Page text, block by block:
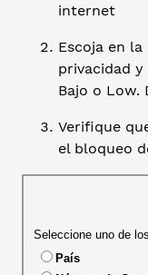
internet
Escoja en
privacidad y
Bajo o Low.
Verifique
el bloqueo